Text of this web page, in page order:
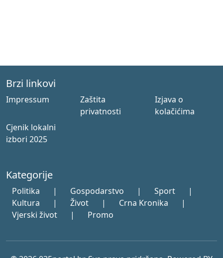
Brzi linkovi
Impressum
Zaštita
privatnosti
Izjava o
kolačićima
Cjenik lokalni
izbori 2025
Kategorije
Politika | Gospodarstvo | Sport
|
Kultura
| Život | Crna Kronika
|
Vjerski život
| Promo